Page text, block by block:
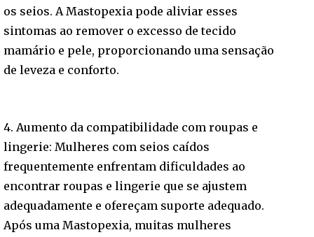
os seios. A Mastopexia pode aliviar esses
sintomas ao remover o excesso de tecido
mamário e pele, proporcionando uma sensação
de leveza e conforto.
4. Aumento da compatibilidade com roupas e
lingerie: Mulheres com seios caídos
frequentemente enfrentam dificuldades ao
encontrar roupas e lingerie que se ajustem
adequadamente e ofereçam suporte adequado.
Após uma Mastopexia, muitas mulheres